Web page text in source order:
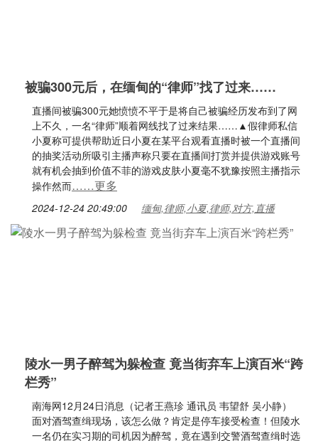
被骗300元后，在缅甸的“律师”找了过来……
直播间被骗300元她愤愤不平于是将自己被骗经历发布到了网
上不久，一名“律师”顺着网线找了过来结果……▲假律师私信
小夏称可提供帮助近日小夏在某平台观看直播时被一个直播间
的抽奖活动所吸引主播声称只要在直播间打赏并提供游戏账号
就有机会抽到价值不菲的游戏皮肤小夏毫不犹豫按照主播指示
操作然而……更多
2024-12-24 20:49:00 缅甸,律师,小夏,律师,对方,直播
陵水一男子醉驾为躲检查 竟当街弃车上演百米“跨
栏秀”
南海网12月24日消息（记者王燕珍 通讯员 韦望舒 吴小静）
面对酒驾查缉现场，该怎么做？肯定是停车接受检查！但陵水
一名仍在实习期的司机因为醉驾，竟在遇到交警酒驾查缉时选